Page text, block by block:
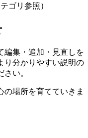
ゴリ参照）
編集・追加・見直しを
り分かりやすい説明の
い。
の場所を育てていきま